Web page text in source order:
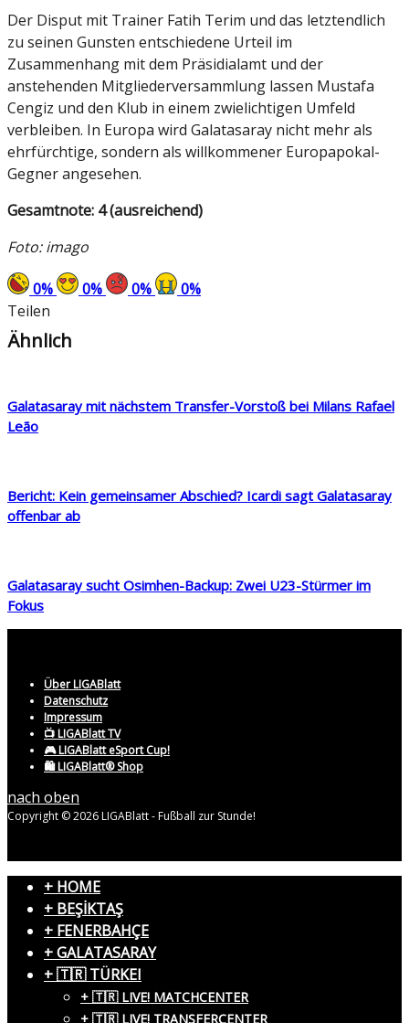
Der Disput mit Trainer Fatih Terim und das letztendlich
zu seinen Gunsten entschiedene Urteil im
Zusammenhang mit dem Präsidialamt und der
anstehenden Mitgliederversammlung lassen Mustafa
Cengiz und den Klub in einem zwielichtigen Umfeld
verbleiben. In Europa wird Galatasaray nicht mehr als
ehrfürchtige, sondern als willkommener Europapokal-
Gegner angesehen.
Gesamtnote: 4 (ausreichend)
Foto: imago
0% 0% 0% 0%
Teilen
Ähnlich
Galatasaray mit nächstem Transfer-Vorstoß bei Milans Rafael
Leão
Bericht: Kein gemeinsamer Abschied? Icardi sagt Galatasaray
offenbar ab
Galatasaray sucht Osimhen-Backup: Zwei U23-Stürmer im
Fokus
Über LIGABlatt
Datenschutz
Impressum
📺 LIGABlatt TV
🎮 LIGABlatt eSport Cup!
🛍️ LIGABlatt® Shop
nach oben
Copyright © 2026 LIGABlatt - Fußball zur Stunde!
+ HOME
+ BEŞİKTAŞ
+ FENERBAHÇE
+ GALATASARAY
+ 🇹🇷 TÜRKEI
+ 🇹🇷 LIVE! MATCHCENTER
+ 🇹🇷 LIVE! TRANSFERCENTER